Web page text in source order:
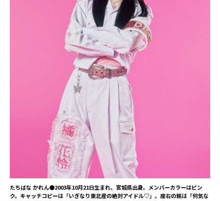
たちばな かれん●2003年10月21日生まれ、宮城県出身。メンバーカラーはピン
ク。キャッチコピーは「いぎなり東北産の絶対アイドル♡」。座右の銘は「何気な